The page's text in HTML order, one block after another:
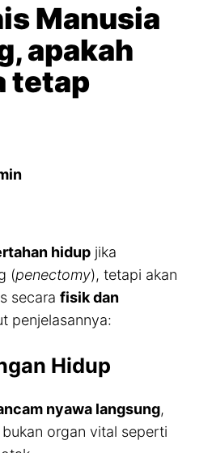
Manusia
apakah
tetap
hidup jika
(penectomy), tetapi akan
secara fisik dan
penjelasannya:
Hidup
nyawa langsung,
organ vital seperti